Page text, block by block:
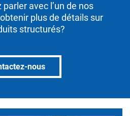
avec l’un de nos
plus de détails sur
structurés?
nous